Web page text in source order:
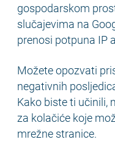
gospodarskom
slučajevima na
prenosi potpuna IP
Možete opozvati
negativnih
Kako biste ti učinili,
za kolačiće koje
mrežne stranice.